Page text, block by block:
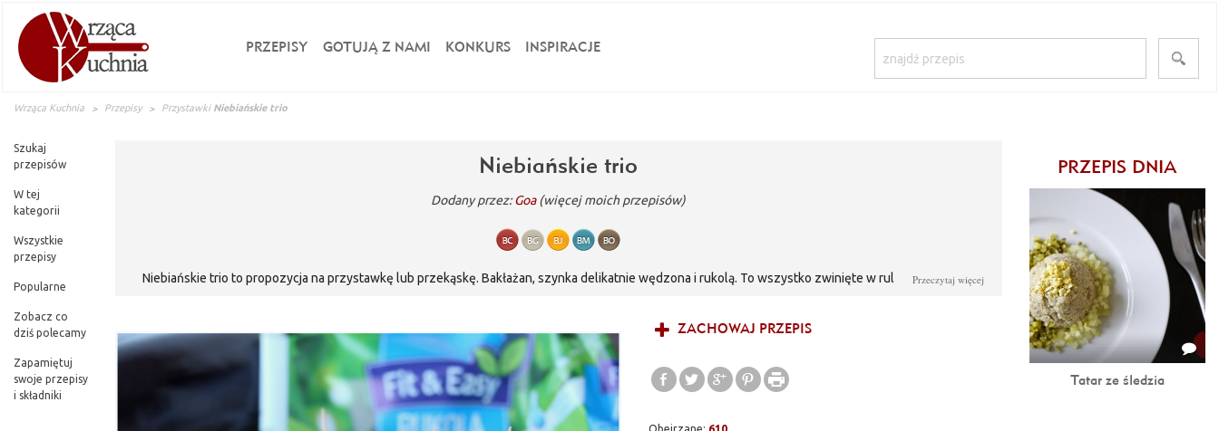
PRZEPISY GOTUJĄ Z NAMI KONKURS INSPIRACJE
Wrząca Kuchnia Przepisy Przystawki Niebiańskie trio
Szukaj
przepisów
W tej
kategorii
Wszystkie
przepisy
Popularne
Zobacz co
dziś polecamy
Zapamiętuj
swoje przepisy
i składniki
Niebiańskie trio
Dodany przez:Goa (więcej moich przepisów)
Niebiańskie trio to propozycja na przystawkę lub przekąskę. Bakłażan, szynka delikatnie wędzona i rukolą. To wszystko zwinięte w ruloniki. Świetnie
Przeczytaj więcej
ZACHOWAJ PRZEPIS
Obejrzane: 610
PRZEPIS DNIA
Tatar ze śledzia